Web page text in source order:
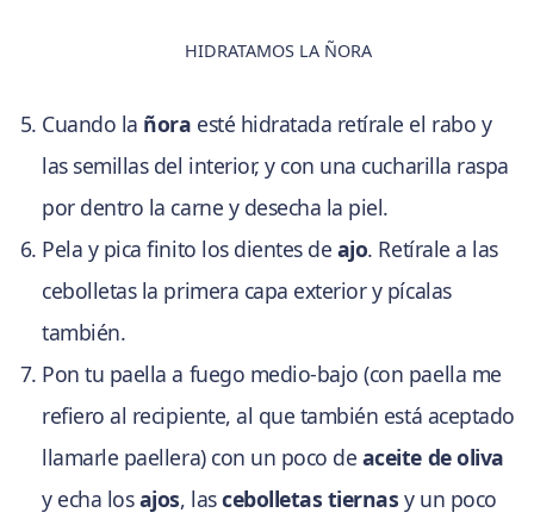
HIDRATAMOS LA ÑORA
Cuando la ñora esté hidratada retírale el rabo y
las semillas del interior, y con una cucharilla raspa
por dentro la carne y desecha la piel.
Pela y pica finito los dientes de ajo. Retírale a las
cebolletas la primera capa exterior y pícalas
también.
Pon tu paella a fuego medio-bajo (con paella me
refiero al recipiente, al que también está aceptado
llamarle paellera) con un poco de aceite de oliva
y echa losajos, lascebolletas tiernas y un poco